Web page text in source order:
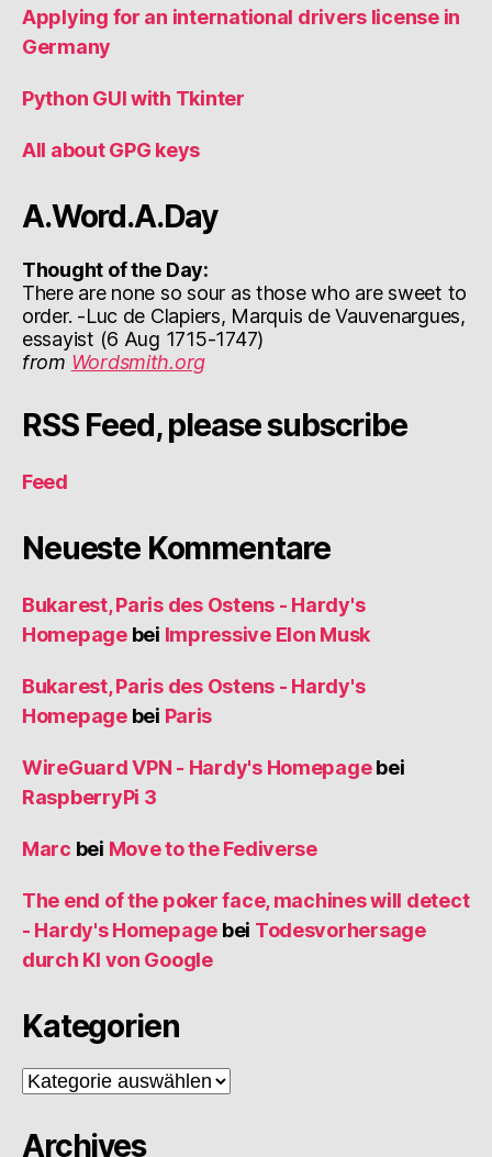
Applying for an international drivers license in
Germany
Python GUI with Tkinter
All about GPG keys
A.Word.A.Day
Thought of the Day:
There are none so sour as those who are sweet to
order. -Luc de Clapiers, Marquis de Vauvenargues,
essayist (6 Aug 1715-1747)
from Wordsmith.org
RSS Feed, please subscribe
Feed
Neueste Kommentare
Bukarest, Paris des Ostens - Hardy's
Homepagebei Impressive Elon Musk
Bukarest, Paris des Ostens - Hardy's
Homepagebei Paris
WireGuard VPN - Hardy's Homepagebei
RaspberryPi 3
Marc bei Move to the Fediverse
The end of the poker face, machines will detect
- Hardy's Homepage bei Todesvorhersage
durch KI von Google
Kategorien
Kategorien
Archives